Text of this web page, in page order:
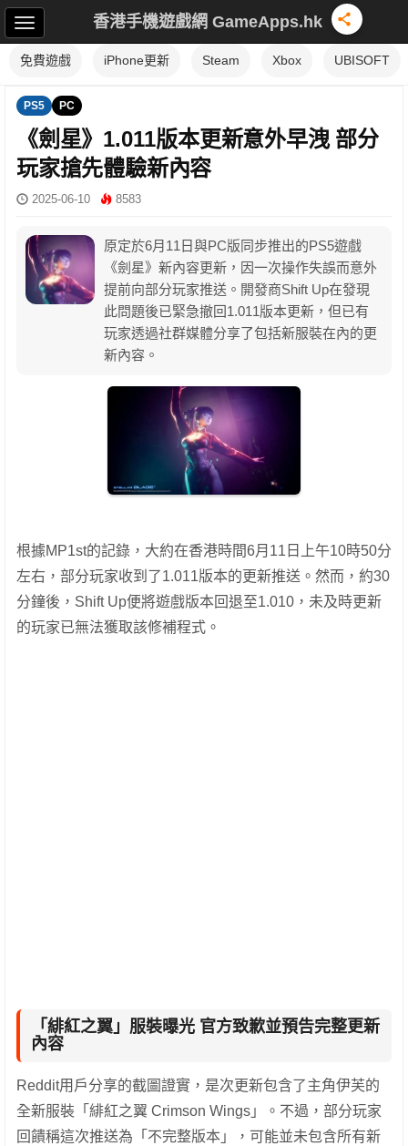
香港手機遊戲網 GameApps.hk
免費遊戲 iPhone更新 Steam Xbox UBISOFT
PS5 PC
《劍星》1.011版本更新意外早洩 部分
玩家搶先體驗新內容
2025-06-10 8583
原定於6月11日與PC版同步推出的PS5遊戲
《劍星》新內容更新，因一次操作失誤而意外
提前向部分玩家推送。開發商Shift Up在發現
此問題後已緊急撤回1.011版本更新，但已有
玩家透過社群媒體分享了包括新服裝在內的更
新內容。
根據MP1st的記錄，大約在香港時間6月11日上午10時50分
左右，部分玩家收到了1.011版本的更新推送。然而，約30
分鐘後，Shift Up便將遊戲版本回退至1.010，未及時更新
的玩家已無法獲取該修補程式。
「緋紅之翼」服裝曝光 官方致歉並預告完整更新
內容
Reddit用戶分享的截圖證實，是次更新包含了主角伊芙的
全新服裝「緋紅之翼 Crimson Wings」。不過，部分玩家
回饋稱這次推送為「不完整版本」，可能並未包含所有新